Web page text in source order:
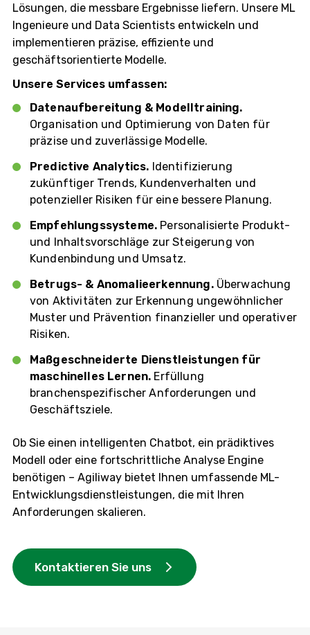
Lösungen, die messbare Ergebnisse liefern. Unsere ML
Ingenieure und Data Scientists entwickeln und
implementieren präzise, ​​effiziente und
geschäftsorientierte Modelle.
Unsere Services umfassen:
Datenaufbereitung & Modelltraining.
Organisation und Optimierung von Daten für
präzise und zuverlässige Modelle.
Predictive Analytics. Identifizierung
zukünftiger Trends, Kundenverhalten und
potenzieller Risiken für eine bessere Planung.
Empfehlungssysteme. Personalisierte Produkt-
und Inhaltsvorschläge zur Steigerung von
Kundenbindung und Umsatz.
Betrugs- & Anomalieerkennung.Überwachung
von Aktivitäten zur Erkennung ungewöhnlicher
Muster und Prävention finanzieller und operativer
Risiken.
Maßgeschneiderte Dienstleistungen für
maschinelles Lernen. Erfüllung
branchenspezifischer Anforderungen und
Geschäftsziele.
Ob Sie einen intelligenten Chatbot, ein prädiktives
Modell oder eine fortschrittliche Analyse Engine
benötigen – Agiliway bietet Ihnen umfassende ML-
Entwicklungsdienstleistungen, die mit Ihren
Anforderungen skalieren.
Kontaktieren Sie uns